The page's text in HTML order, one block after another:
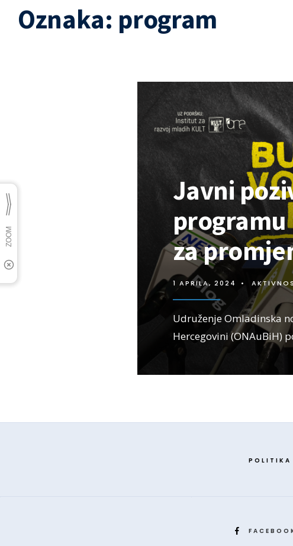
Oznaka: program
Javni
za
1 APRILA, 2024 •
Udruženje Omladinska
Hercegovini (ONAuBiH)
POLITIKA